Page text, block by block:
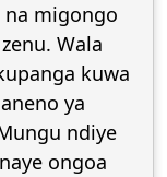
migongo
Wala
kuwa
ya
ndiye
ongoa